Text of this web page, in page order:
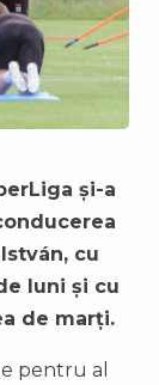
și-a
cu
luni și cu
de marți.
pentru al